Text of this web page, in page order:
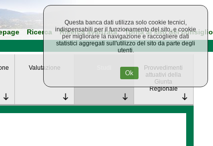
Ricerca Ricerca avanzata Torna al sito del consiglio
Valutazione
Provvedimenti
attuativi della
Giunta
Regionale
Questa banca dati utilizza solo cookie tecnici,
indispensabili per il funzionamento del sito, e cookie
per migliorare la navigazione e raccogliere dati
statistici aggregati sull'utilizzo del sito da parte degli
utenti.
Ok